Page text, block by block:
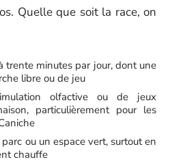
Quelle que soit la race, on
trente minutes par jour, dont une
libre ou de jeu
olfactive ou de jeux
particulièrement pour les
ou un espace vert, surtout en
chauffe